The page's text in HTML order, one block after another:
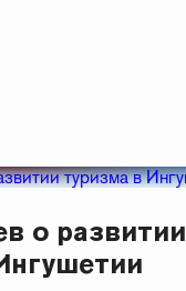
о развитии